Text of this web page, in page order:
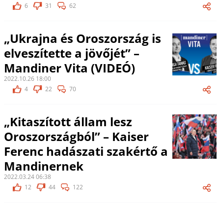
6
31 62
„Ukrajna és Oroszország is
elveszítette a jövőjét” –
Mandiner Vita (VIDEÓ)
2022.10.26 18:00
4
22 70
„Kitaszított állam lesz
Oroszországból” – Kaiser
Ferenc hadászati szakértő a
Mandinernek
2022.03.24 06:38
12
44 122